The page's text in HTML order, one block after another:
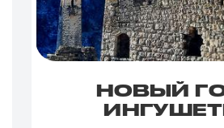
НОВЫЙ